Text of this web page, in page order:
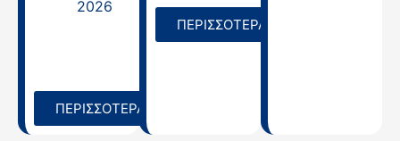
ψυχή της
ελληνικής γης»,
13/03/2026,
18:30
ΠΕΡΙΣΣΟΤΕΡΑ
ΠΕΡΙΣΣΟΤΕΡΑ